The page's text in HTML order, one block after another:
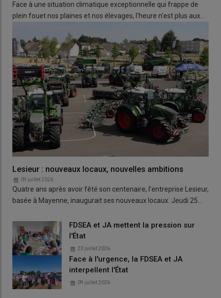
Face à une situation climatique exceptionnelle qui frappe de
plein fouet nos plaines et nos élevages, l'heure n'est plus aux…
Lesieur : nouveaux locaux, nouvelles ambitions
09 juillet 2026
Quatre ans après avoir fêté son centenaire, l’entreprise Lesieur,
basée à Mayenne, inaugurait ses nouveaux locaux. Jeudi 25…
FDSEA et JA mettent la pression sur
l'État
23 juillet 2026
Face à l'urgence, la FDSEA et JA
interpellent l'État
09 juillet 2026